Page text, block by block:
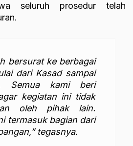
seluruh prosedur telah
bersurat ke berbagai
dari Kasad sampai
Semua kami beri
kegiatan ini tidak
oleh pihak lain.
termasuk bagian dari
tegasnya.